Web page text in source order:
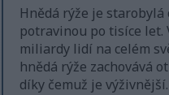
Hnědá rýže je
potravinou po tisíce let.
miliardy lidí na celém
hnědá rýže zachovává
díky čemuž je výživnější.